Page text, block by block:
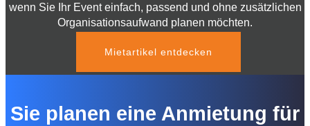
wenn Sie Ihr Event einfach, passend und ohne zusätzlichen
Organisationsaufwand planen möchten.
Mietartikel entdecken
Sie planen eine Anmietung für